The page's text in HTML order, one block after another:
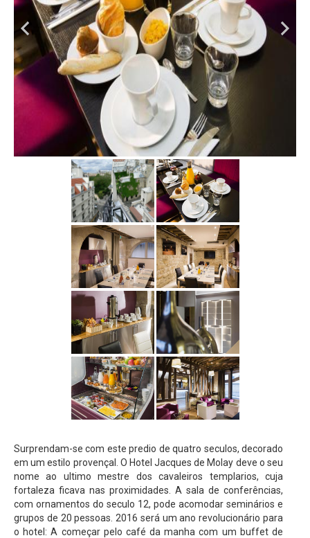
Surprendam-se com este predio de quatro seculos, decorado
em um estilo provençal. O Hotel Jacques de Molay deve o seu
nome ao ultimo mestre dos cavaleiros templarios, cuja
fortaleza ficava nas proximidades. A sala de conferências,
com ornamentos do seculo 12, pode acomodar seminários e
grupos de 20 pessoas. 2016 será um ano revolucionário para
o hotel: A começar pelo café da manha com um buffet de